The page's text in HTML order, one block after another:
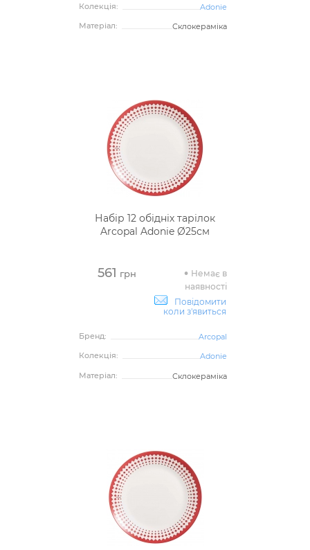
Колекція:
Adonie
Матеріал:
Склокераміка
Набір 12 обідніх тарілок
Arcopal Adonie Ø25см
561 грн
Немає в
наявності
Повідомити
коли з'явиться
Бренд:
Arcopal
Колекція:
Adonie
Матеріал:
Склокераміка